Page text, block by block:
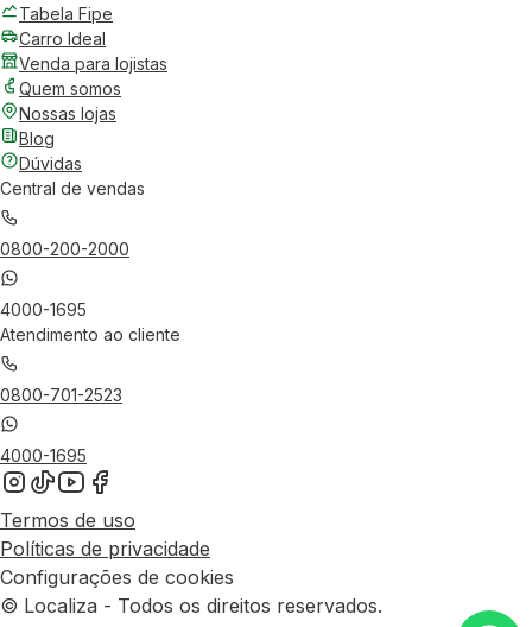
Tabela Fipe
Carro Ideal
Venda para lojistas
Quem somos
Nossas lojas
Blog
Dúvidas
Central de vendas
0800-200-2000
4000-1695
Atendimento ao cliente
0800-701-2523
4000-1695
Termos de uso
Políticas de privacidade
Configurações de cookies
© Localiza - Todos os direitos reservados.